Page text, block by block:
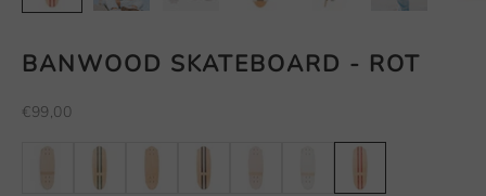
BANWOOD SKATEBOARD - ROT
Angebot
€99,00